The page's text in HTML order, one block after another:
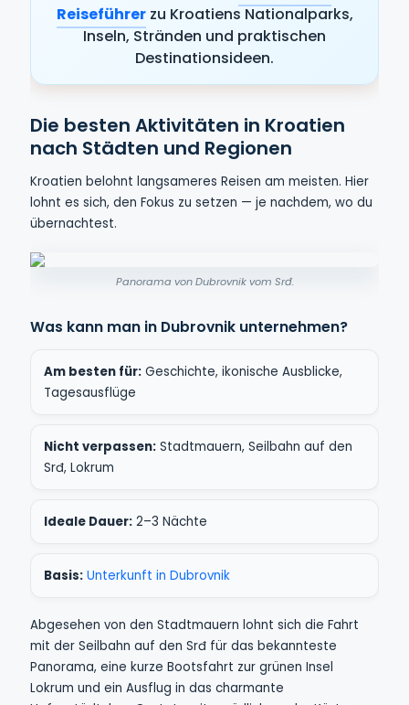
Reiseführerzu Kroatiens Nationalparks,
Inseln, Stränden und praktischen
Destinationsideen.
Die besten Aktivitäten in Kroatien
nach Städten und Regionen
Kroatien belohnt langsameres Reisen am meisten. Hier
lohnt es sich, den Fokus zu setzen — je nachdem, wo du
übernachtest.
Panorama von Dubrovnik vom Srđ.
Was kann man in Dubrovnik unternehmen?
Am besten für: Geschichte, ikonische Ausblicke,
Tagesausflüge
Nicht verpassen: Stadtmauern, Seilbahn auf den
Srđ, Lokrum
Ideale Dauer: 2–3 Nächte
Basis: Unterkunft in Dubrovnik
Abgesehen von den Stadtmauern lohnt sich die Fahrt
mit der Seilbahn auf den Srđ für das bekannteste
Panorama, eine kurze Bootsfahrt zur grünen Insel
Lokrum und ein Ausflug in das charmante